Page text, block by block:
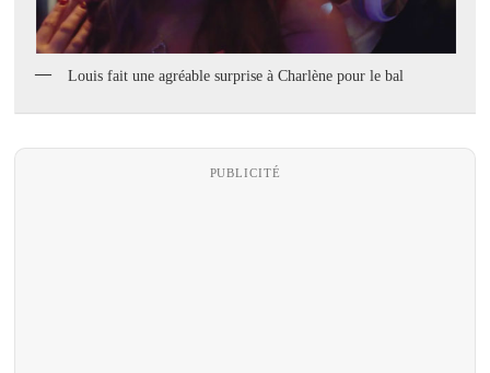
Louis fait une agréable surprise à Charlène pour le bal
PUBLICITÉ